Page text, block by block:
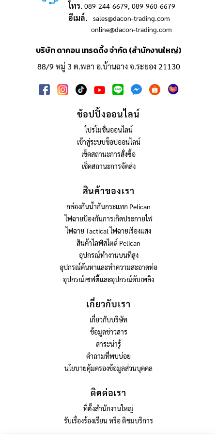
โทร. 089-244-6679, 089-960-6679
อีเมล์.
sales@dacon-trading.com
online@dacon-trading.com
บริษัท ดาคอน เทรดดิ้ง จำกัด (สำนักงานใหญ่)
88/9 หมู่ 3 ต.พลา อ.บ้านฉาง จ.ระยอง 21130
ช้อปปิ้งออนไลน์
โปรโมชั่นออนไลน์
เข้าสู่ระบบช็อปออนไลน์
เช็คสถานะการสั่งซื้อ
เช็คสถานะการจัดส่ง
สินค้าของเรา
กล่องกันน้ำกันกระแทก Pelican
ไฟฉายป้องกันการเกิดประกายไฟ
ไฟฉาย Tactical ไฟฉายเรืองแสง
สินค้าไลฟ์สไตล์ Pelican
อุปกรณ์ทำงานบนที่สูง
อุปกรณ์ค้นหาและทำความสะอาดท่อ
อุปกรณ์เซฟตี้และอุปกรณ์ดับเพลิง
เกี่ยวกับเรา
เกี่ยวกับบริษัท
ข้อมูลข่าวสาร
สาระน่ารู้
คำถามที่พบบ่อย
นโยบายคุ้มครองข้อมูลส่วนบุคคล
ติดต่อเรา
ที่ตั้งสำนักงานใหญ่
รับเรื่องร้องเรียน หรือ ติชมบริการ